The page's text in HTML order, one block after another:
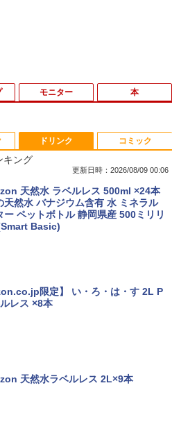
限定破格金額！】新生活 新古品 W
載 パソコンノートパソコンoffice
心者向けノートPC 初期設定済 1
4GB～ 高速SSD1TB 最大 フルHD
メラ zoom 軽量薄型 無線 型番更
庫処分
4 15.6インチ Core i3 メモ
SSD 256GB Office付き Webカメ
コン
100%ポイント】【フルHD×WE
モニター
い物マラソ開催中！P最大31.5%還
年保証 白 モバイルモニター 15.6
FHD 1920×1080 1080P Fast IPS
トラスト 超軽量 640g スピーカー
C/HDMI 接続 PS5/Switch/PC/
対応 MFP156T1F
互換品 液晶 13.3インチ Lenovo
L13 Gen 3 21B3 21B4 21B9
晶ディスプレイ 修理交換用液晶
本
の料理番 〜コワモテ魔族ばかりだ
ホワイトな職場です〜 6巻 【電
】[ ワイエム系 ]
無料】現代法律実務の諸問題 令和
修版／日本弁護士連合会
P42i (Bluetooth 6.1)【完
レスイヤホン/ウルトラノイズキャン
3.5 / マルチポイント接続 / 最大40時
コンパクト形状/持ち運びに便利 / IP5
Liberty 5 ディープブルー
WAYNE feat. Flo Milli, ATL Jacob
ドリンク
キング
更新日時：2026/08/09 00:06
天然水 ラベルレス 500ml ×24本
天然水 バナジウム含有 水 ミネラル
ー ペットボトル 静岡県産 500ミリリ
Basic)
限定】 い・ろ・は・す 2L P
レス ×8本
天然水ラベルレス 2L×9本
コミック